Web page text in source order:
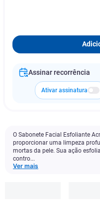
Assinar recorrência
Ativar assinatura
O Sabonete Facial Esfoliante
proporcionar uma limpeza
mortas da pele. Sua ação
contro...
Ver mais